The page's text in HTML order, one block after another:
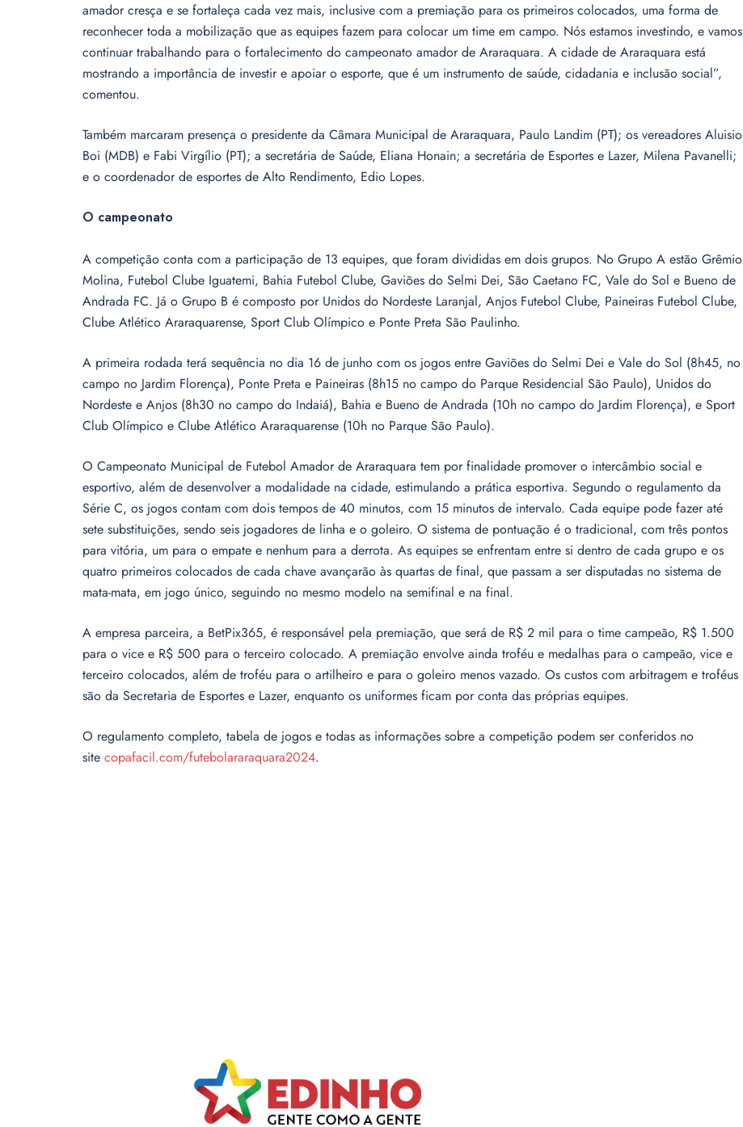
amador cresça e se fortaleça cada vez mais, inclusive com a premiação para os primeiros colocados, uma forma de
reconhecer toda a mobilização que as equipes fazem para colocar um time em campo. Nós estamos investindo, e vamos
continuar trabalhando para o fortalecimento do campeonato amador de Araraquara. A cidade de Araraquara está
mostrando a importância de investir e apoiar o esporte, que é um instrumento de saúde, cidadania e inclusão social”,
comentou.
Também marcaram presença o presidente da Câmara Municipal de Araraquara, Paulo Landim (PT); os vereadores Aluisio
Boi (MDB) e Fabi Virgílio (PT); a secretária de Saúde, Eliana Honain; a secretária de Esportes e Lazer, Milena Pavanelli;
e o coordenador de esportes de Alto Rendimento, Edio Lopes.
O campeonato
A competição conta com a participação de 13 equipes, que foram divididas em dois grupos. No Grupo A estão Grêmio
Molina, Futebol Clube Iguatemi, Bahia Futebol Clube, Gaviões do Selmi Dei, São Caetano FC, Vale do Sol e Bueno de
Andrada FC. Já o Grupo B é composto por Unidos do Nordeste Laranjal, Anjos Futebol Clube, Paineiras Futebol Clube,
Clube Atlético Araraquarense, Sport Club Olímpico e Ponte Preta São Paulinho.
A primeira rodada terá sequência no dia 16 de junho com os jogos entre Gaviões do Selmi Dei e Vale do Sol (8h45, no
campo no Jardim Florença), Ponte Preta e Paineiras (8h15 no campo do Parque Residencial São Paulo), Unidos do
Nordeste e Anjos (8h30 no campo do Indaiá), Bahia e Bueno de Andrada (10h no campo do Jardim Florença), e Sport
Club Olímpico e Clube Atlético Araraquarense (10h no Parque São Paulo).
O Campeonato Municipal de Futebol Amador de Araraquara tem por finalidade promover o intercâmbio social e
esportivo, além de desenvolver a modalidade na cidade, estimulando a prática esportiva. Segundo o regulamento da
Série C, os jogos contam com dois tempos de 40 minutos, com 15 minutos de intervalo. Cada equipe pode fazer até
sete substituições, sendo seis jogadores de linha e o goleiro. O sistema de pontuação é o tradicional, com três pontos
para vitória, um para o empate e nenhum para a derrota. As equipes se enfrentam entre si dentro de cada grupo e os
quatro primeiros colocados de cada chave avançarão às quartas de final, que passam a ser disputadas no sistema de
mata-mata, em jogo único, seguindo no mesmo modelo na semifinal e na final.
A empresa parceira, a BetPix365, é responsável pela premiação, que será de R$ 2 mil para o time campeão, R$ 1.500
para o vice e R$ 500 para o terceiro colocado. A premiação envolve ainda troféu e medalhas para o campeão, vice e
terceiro colocados, além de troféu para o artilheiro e para o goleiro menos vazado. Os custos com arbitragem e troféus
são da Secretaria de Esportes e Lazer, enquanto os uniformes ficam por conta das próprias equipes.
O regulamento completo, tabela de jogos e todas as informações sobre a competição podem ser conferidos no
site copafacil.com/futebolararaquara2024.